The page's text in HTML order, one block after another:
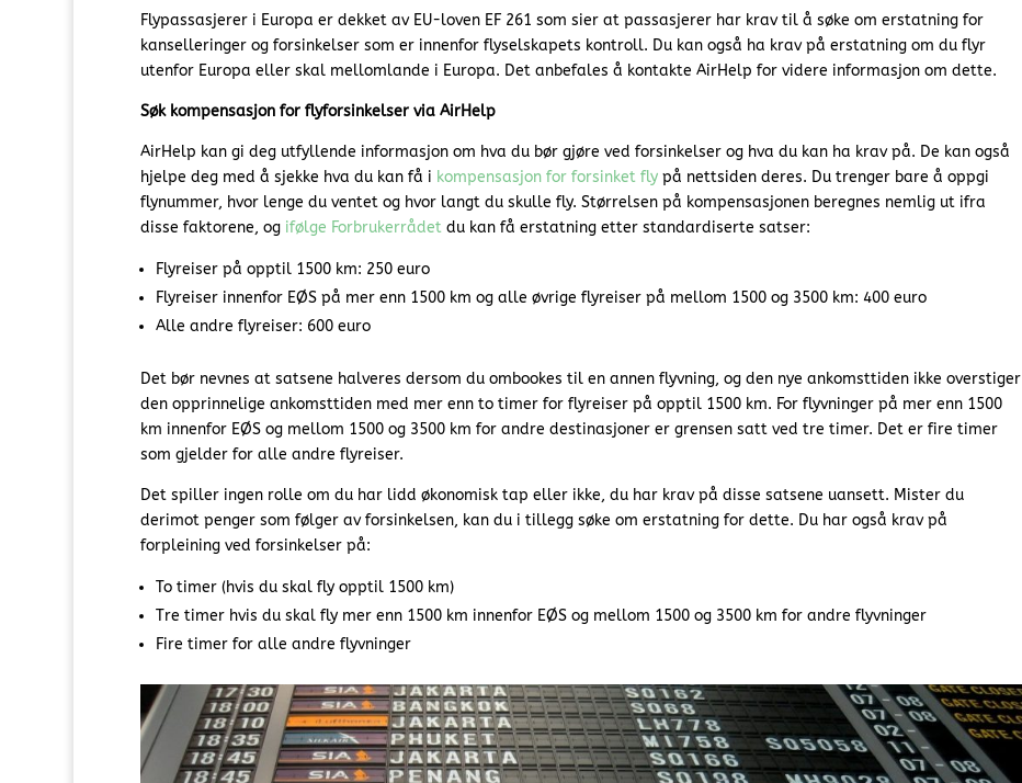
Flypassasjerer i Europa er dekket av EU-loven EF 261 som sier at passasjerer har krav til å søke om erstatning for
kanselleringer og forsinkelser som er innenfor flyselskapets kontroll. Du kan også ha krav på erstatning om du flyr
utenfor Europa eller skal mellomlande i Europa. Det anbefales å kontakte AirHelp for videre informasjon om dette.
Søk kompensasjon for flyforsinkelser via AirHelp
AirHelp kan gi deg utfyllende informasjon om hva du bør gjøre ved forsinkelser og hva du kan ha krav på. De kan også
hjelpe deg med å sjekke hva du kan få i kompensasjon for forsinket flypå nettsiden deres. Du trenger bare å oppgi
flynummer, hvor lenge du ventet og hvor langt du skulle fly. Størrelsen på kompensasjonen beregnes nemlig ut ifra
disse faktorene, og ifølge Forbrukerrådetdu kan få erstatning etter standardiserte satser:
Flyreiser på opptil 1500 km: 250 euro
Flyreiser innenfor EØS på mer enn 1500 km og alle øvrige flyreiser på mellom 1500 og 3500 km: 400 euro
Alle andre flyreiser: 600 euro
Det bør nevnes at satsene halveres dersom du ombookes til en annen flyvning, og den nye ankomsttiden ikke overstiger
den opprinnelige ankomsttiden med mer enn to timer for flyreiser på opptil 1500 km. For flyvninger på mer enn 1500
km innenfor EØS og mellom 1500 og 3500 km for andre destinasjoner er grensen satt ved tre timer. Det er fire timer
som gjelder for alle andre flyreiser.
Det spiller ingen rolle om du har lidd økonomisk tap eller ikke, du har krav på disse satsene uansett. Mister du
derimot penger som følger av forsinkelsen, kan du i tillegg søke om erstatning for dette. Du har også krav på
forpleining ved forsinkelser på:
To timer (hvis du skal fly opptil 1500 km)
Tre timer hvis du skal fly mer enn 1500 km innenfor EØS og mellom 1500 og 3500 km for andre flyvninger
Fire timer for alle andre flyvninger